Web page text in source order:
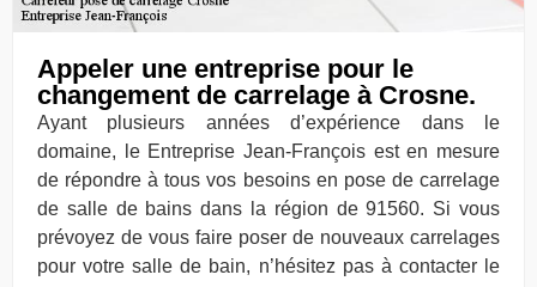
Appeler une entreprise pour le
changement de carrelage à Crosne.
Ayant plusieurs années d’expérience dans le
domaine, le Entreprise Jean-François est en mesure
de répondre à tous vos besoins en pose de carrelage
de salle de bains dans la région de 91560. Si vous
prévoyez de vous faire poser de nouveaux carrelages
pour votre salle de bain, n’hésitez pas à contacter le